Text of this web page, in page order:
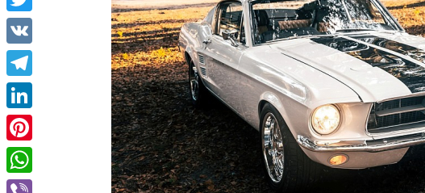
Twitter
VK
Telegram
LinkedIn
Pinterest
WhatsApp